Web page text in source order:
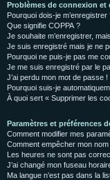
Problèmes de connexion et
Pourquoi dois-je m’enregistrer
Que signifie COPPA ?
Je souhaite m’enregistrer,
Je suis enregistré mais je ne
Pourquoi ne puis-je pas me
Je me suis enregistré par le
J’ai perdu mon mot de passe !
Pourquoi suis-je
À quoi sert « Supprimer les
Paramètres et préférences
Comment modifier mes
Comment empêcher mon
Les heures ne sont pas
J’ai changé mon fuseau
Ma langue n’est pas dans la